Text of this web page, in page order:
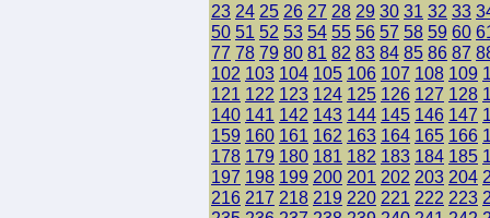
23 24 25 26 27 28 29 30 31 32 33
50 51 52 53 54 55 56 57 58 59 60
77 78 79 80 81 82 83 84 85 86 87
102 103 104 105 106 107 108 109
121 122 123 124 125 126 127 128
140 141 142 143 144 145 146 147
159 160 161 162 163 164 165 166
178 179 180 181 182 183 184 185
197 198 199 200 201 202 203 204
216 217 218 219 220 221 222 223